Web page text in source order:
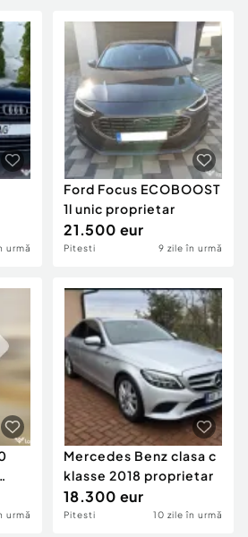
urmă
Ford Focus ECOBOOST
1l unic proprietar
21.500 eur
Pitesti 9 zile în urmă
urmă
Mercedes Benz clasa c
klasse 2018 proprietar
18.300 eur
Pitesti 10 zile în urmă